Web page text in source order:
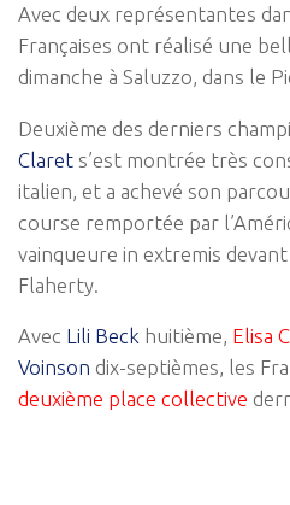
Avec deux représentantes
Françaises ont réalisé une
dimanche à Saluzzo, dans le
Deuxième des derniers
Claret s’est montrée très
italien, et a achevé son
course remportée par
vainqueure in extremis devant
Flaherty
Avec Lili Beck huitième, Elisa
Voinson dix-septièmes, les
deuxième place collective